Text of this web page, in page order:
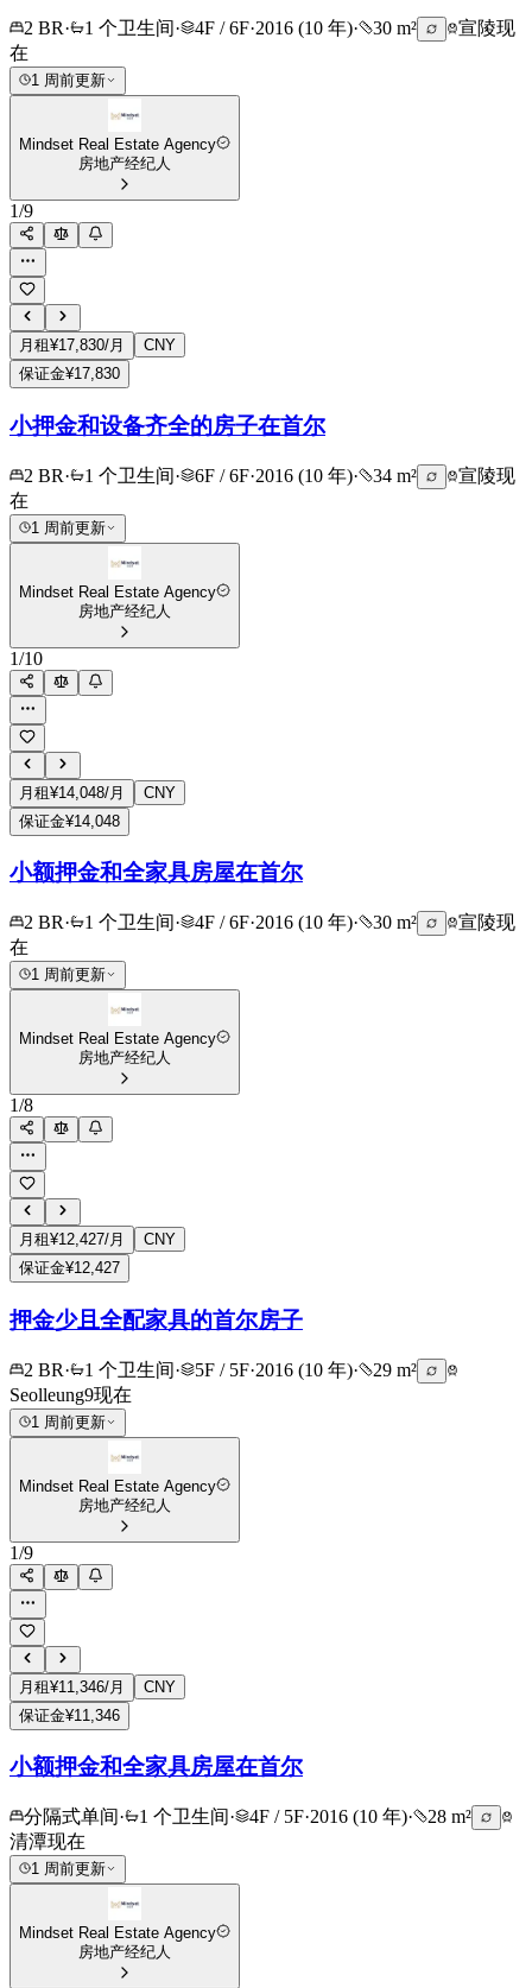
2 BR· 1 个卫生间· 4F / 6F·2016 (10 年)· 30 m² 宣陵现
在
1 周前更新
Mindset Real Estate Agency
房地产经纪人
1/9
月租¥17,830/月
CNY
保证金¥17,830
小押金和设备齐全的房子在首尔
2 BR· 1 个卫生间· 6F / 6F·2016 (10 年)· 34 m² 宣陵现
在
1 周前更新
Mindset Real Estate Agency
房地产经纪人
1/10
月租¥14,048/月
CNY
保证金¥14,048
小额押金和全家具房屋在首尔
2 BR· 1 个卫生间· 4F / 6F·2016 (10 年)· 30 m² 宣陵现
在
1 周前更新
Mindset Real Estate Agency
房地产经纪人
1/8
月租¥12,427/月
CNY
保证金¥12,427
押金少且全配家具的首尔房子
2 BR· 1 个卫生间· 5F / 5F·2016 (10 年)·
29 m²
Seolleung9现在
1 周前更新
Mindset Real Estate Agency
房地产经纪人
1/9
月租¥11,346/月
CNY
保证金¥11,346
小额押金和全家具房屋在首尔
分隔式单间· 1 个卫生间· 4F / 5F·2016 (10 年)·
28 m²
清潭现在
1 周前更新
Mindset Real Estate Agency
房地产经纪人